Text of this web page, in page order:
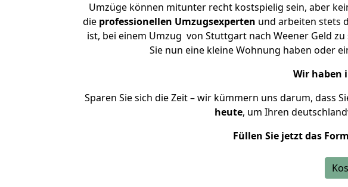
Umzüge können mitunter recht kostspielig sein, aber
die professionellen Umzugsexperten und arbeiten stets
ist, bei einem Umzug von Stuttgart nach Weener Geld
Sie nun eine kleine Wohnung haben oder
Wir haben
Sparen Sie sich die Zeit – wir kümmern uns darum, dass
heute, um Ihren
Füllen Sie jetzt das